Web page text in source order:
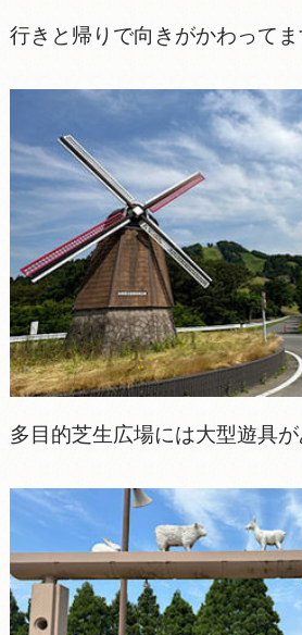
行きと帰りで向きがかわってま
多目的芝生広場には大型遊具が